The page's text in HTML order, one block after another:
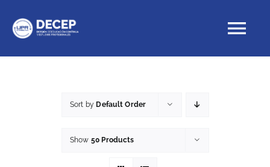
content
Sort by Default Order
Show 50 Products